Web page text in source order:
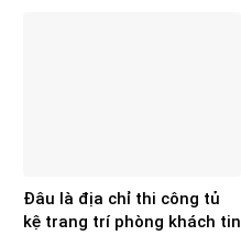
Đâu là địa chỉ thi công tủ
kệ trang trí phòng khách tin